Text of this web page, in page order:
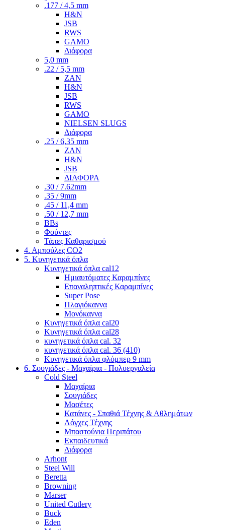
.177 / 4,5 mm
H&N
JSB
RWS
GAMO
Διάφορα
5,0 mm
.22 / 5,5 mm
ZAN
H&N
JSB
RWS
GAMO
NIELSEN SLUGS
Διάφορα
.25 / 6,35 mm
ZAN
H&N
JSB
ΔΙΑΦΟΡΑ
.30 / 7.62mm
.35 / 9mm
.45 / 11,4 mm
.50 / 12,7 mm
BBs
Φούντες
Τάπες Καθαρισμού
4. Αμπούλες CO2
5. Κυνηγετικά όπλα
Κυνηγετικά όπλα cal12
Ημιαυτόματες Καραμπίνες
Επαναληπτικές Καραμπίνες
Super Pose
Πλαγιόκαννα
Μονόκαννα
Κυνηγετικά όπλα cal20
Κυνηγετικά όπλα cal28
κυνηγετικά όπλα cal. 32
κυνηγετικά όπλα cal. 36 (410)
Κυνηγετικά όπλα φλόμπερ 9 mm
6. Σουγιάδες - Μαχαίρια - Πολυεργαλεία
Cold Steel
Μαχαίρια
Σουγιάδες
Μασέτες
Κατάνες - Σπαθιά Τέχνης & Αθλημάτων
Λόγχες Τέχνης
Μπαστούνια Περιπάτου
Εκπαιδευτικά
Διάφορα
Arhont
Steel Will
Beretta
Browning
Marser
United Cutlery
Buck
Eden